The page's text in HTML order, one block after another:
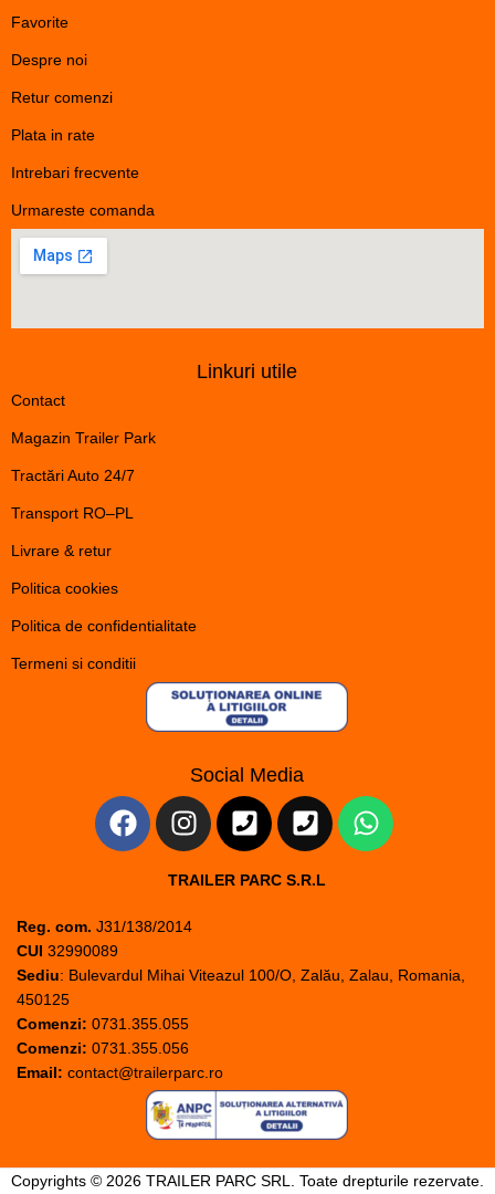
Favorite
Despre noi
Retur comenzi
Plata in rate
Intrebari frecvente
Urmareste comanda
Linkuri utile
Contact
Magazin Trailer Park
Tractări Auto 24/7
Transport RO–PL
Livrare & retur
Politica cookies
Politica de confidentialitate
Termeni si conditii
Social Media
TRAILER PARC S.R.L
Reg. com. J31/138/2014
CUI 32990089
Sediu: Bulevardul Mihai Viteazul 100/O, Zalău, Zalau, Romania,
450125
Comenzi: 0731.355.055
Comenzi: 0731.355.056
Email: contact@trailerparc.ro
Copyrights © 2026 TRAILER PARC SRL. Toate drepturile rezervate.